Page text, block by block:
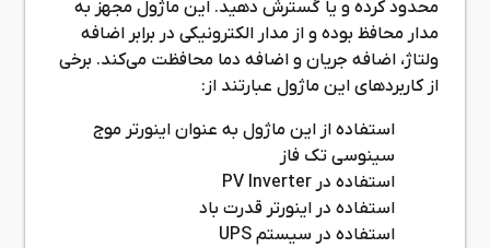
محدود کرده و یا گسترش دهید. این ماژول مجهز به
مدار محافظ بوده و از مدار الکترونیکی در برابر اضافه
ولتاژ، اضافه جریان و اضافه دما محافظت می‌کند. برخی
از کاربردهای این ماژول عبارتند از:
استفاده از این ماژول به عنوان اینورتر موج
سینوسی تک فاز
استفاده در PV Inverter
استفاده در اینورتر قدرت باد
استفاده در سیستم UPS